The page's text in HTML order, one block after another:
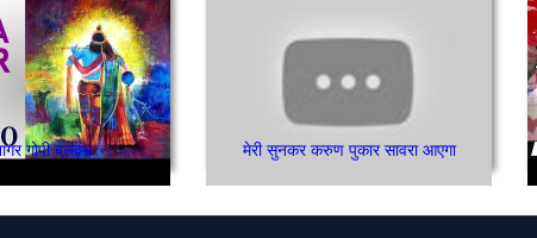
गोपी बलवभ मेरी सुनकर करुण पुकार सावरा आएगा